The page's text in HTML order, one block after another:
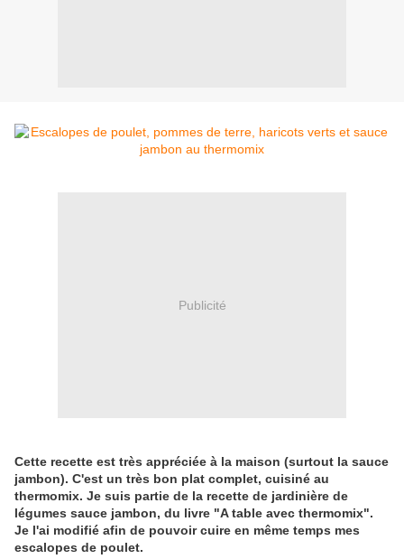
Publicité
Cette recette est très appréciée à la maison (surtout la sauce
jambon). C'est un très bon plat complet, cuisiné au
thermomix. Je suis partie de la recette de jardinière de
légumes sauce jambon, du livre "A table avec thermomix".
Je l'ai modifié afin de pouvoir cuire en même temps mes
escalopes de poulet.